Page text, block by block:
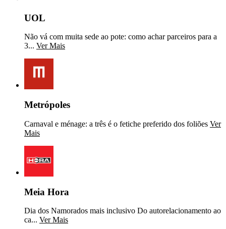
UOL
Não vá com muita sede ao pote: como achar parceiros para a
3... Ver Mais
Metrópoles
Carnaval e ménage: a três é o fetiche preferido dos foliões Ver
Mais
Meia Hora
Dia dos Namorados mais inclusivo Do autorelacionamento ao
ca... Ver Mais